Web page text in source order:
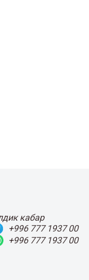
кабар
+996 777 1937 00
+996 777 1937 00